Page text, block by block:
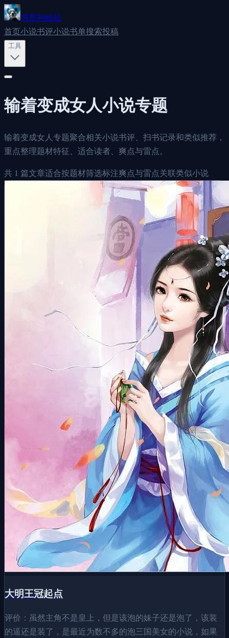
书荒补给站
首页小说书评小说书单搜索投稿
工具
输着变成女人小说专题
输着变成女人专题聚合相关小说书评、扫书记录和类似推荐，
重点整理题材特征、适合读者、爽点与雷点。
共 1 篇文章适合按题材筛选标注爽点与雷点关联类似小说
大明王冠起点
评价：虽然主角不是皇上，但是该泡的妹子还是泡了，该装
的逼还是装了，是最近为数不多的泡三国美女的小说，如果